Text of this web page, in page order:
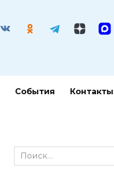
События Контакты
Search
for: